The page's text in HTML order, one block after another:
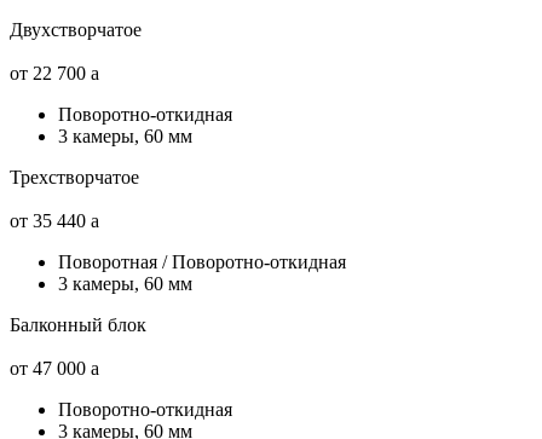
Двухстворчатое
от 22 700 a
Поворотно-откидная
3 камеры, 60 мм
Трехстворчатое
от 35 440 a
Поворотная / Поворотно-откидная
3 камеры, 60 мм
Балконный блок
от 47 000 a
Поворотно-откидная
3 камеры, 60 мм